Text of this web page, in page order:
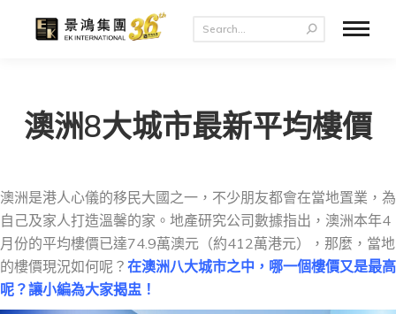
澳洲8大城市最新平均樓價
澳洲是港人心儀的移民大國之一，不少朋友都會在當地置業，為
自己及家人打造溫馨的家。地產研究公司數據指出，澳洲本年4
月份的平均樓價已達74.9萬澳元（約412萬港元），那麼，當地
的樓價現況如何呢？ 在澳洲八大城市之中，哪一個樓價又是最高
呢？讓小編為大家揭盅！